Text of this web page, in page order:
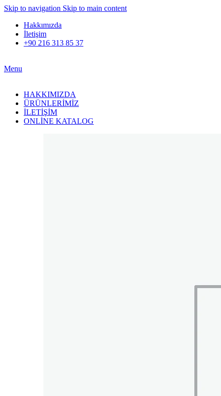
Skip to navigation Skip to main content
Hakkımızda
İletişim
+90 216 313 85 37
Menu
HAKKIMIZDA
ÜRÜNLERİMİZ
İLETİŞİM
ONLİNE KATALOG